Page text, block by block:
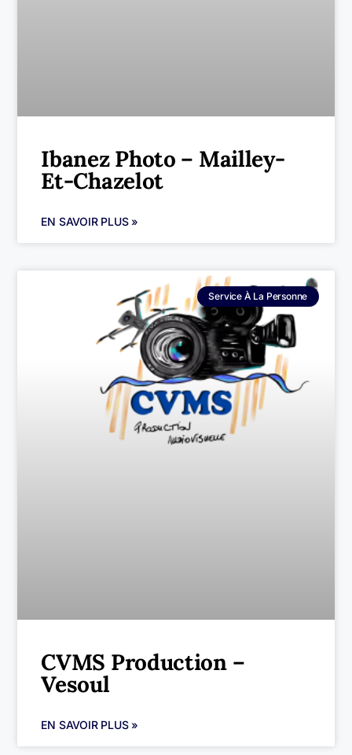
Ibanez Photo – Mailley-
Et-Chazelot
EN SAVOIR PLUS »
Service À La Personne
CVMS Production –
Vesoul
EN SAVOIR PLUS »